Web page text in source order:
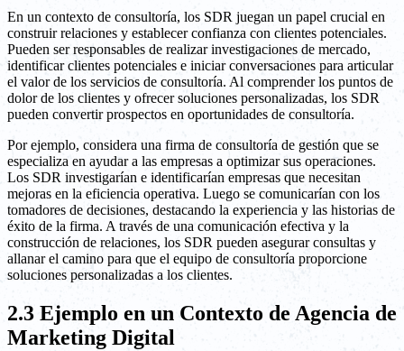
En un contexto de consultoría, los SDR juegan un papel crucial en
construir relaciones y establecer confianza con clientes potenciales.
Pueden ser responsables de realizar investigaciones de mercado,
identificar clientes potenciales e iniciar conversaciones para articular
el valor de los servicios de consultoría. Al comprender los puntos de
dolor de los clientes y ofrecer soluciones personalizadas, los SDR
pueden convertir prospectos en oportunidades de consultoría.
Por ejemplo, considera una firma de consultoría de gestión que se
especializa en ayudar a las empresas a optimizar sus operaciones.
Los SDR investigarían e identificarían empresas que necesitan
mejoras en la eficiencia operativa. Luego se comunicarían con los
tomadores de decisiones, destacando la experiencia y las historias de
éxito de la firma. A través de una comunicación efectiva y la
construcción de relaciones, los SDR pueden asegurar consultas y
allanar el camino para que el equipo de consultoría proporcione
soluciones personalizadas a los clientes.
2.3 Ejemplo en un Contexto de Agencia de
Marketing Digital